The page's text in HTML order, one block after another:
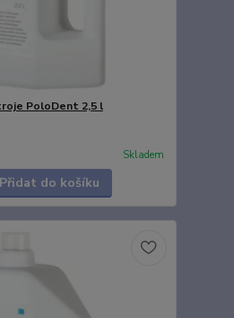
PoloDent 2,5 l
Skladem
Přidat do košíku